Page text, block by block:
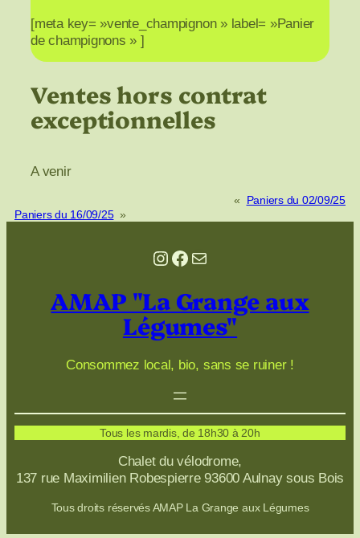
[meta key= »vente_champignon » label= »Panier
de champignons » ]
Ventes hors contrat
exceptionnelles
A venir
«
Paniers du 02/09/25
Paniers du 16/09/25 »
Instagram Facebook E-mail
AMAP "La Grange aux
Légumes"
Consommez local, bio, sans se ruiner !
Tous les mardis, de 18h30 à 20h
Chalet du vélodrome,
137 rue Maximilien Robespierre 93600 Aulnay sous Bois
Tous droits réservés AMAP La Grange aux Légumes